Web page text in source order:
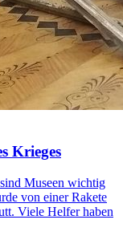
Krieges
Museen wichtig
von einer Rakete
Viele Helfer haben